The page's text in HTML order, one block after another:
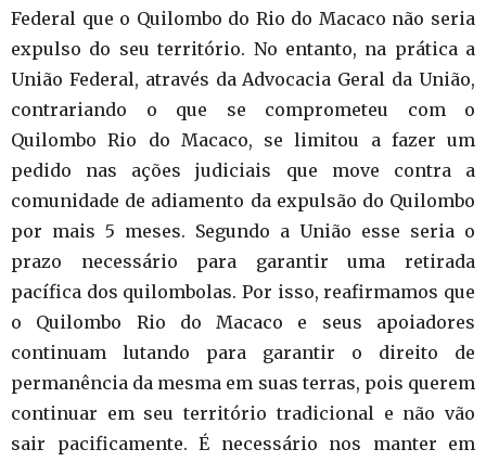
Federal que o Quilombo do Rio do Macaco não seria
expulso do seu território. No entanto, na prática a
União Federal, através da Advocacia Geral da União,
contrariando o que se comprometeu com o
Quilombo Rio do Macaco, se limitou a fazer um
pedido nas ações judiciais que move contra a
comunidade de adiamento da expulsão do Quilombo
por mais 5 meses. Segundo a União esse seria o
prazo necessário para garantir uma retirada
pacífica dos quilombolas. Por isso, reafirmamos que
o Quilombo Rio do Macaco e seus apoiadores
continuam lutando para garantir o direito de
permanência da mesma em suas terras, pois querem
continuar em seu território tradicional e não vão
sair pacificamente. É necessário nos manter em